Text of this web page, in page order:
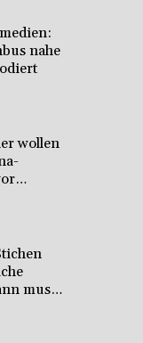
nahe
wollen
muss